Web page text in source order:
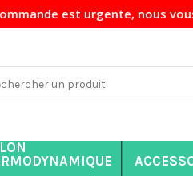
nous vous